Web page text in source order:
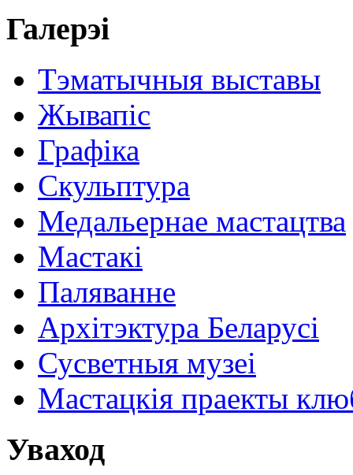
Галерэі
Тэматычныя выставы
Жывапіс
Графіка
Скульптура
Медальернае мастацтва
Мастакі
Паляванне
Архітэктура Беларусі
Сусветныя музеі
Мастацкія праекты
Уваход